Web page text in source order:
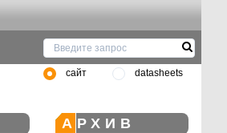
сайт datasheets
АРХИВ